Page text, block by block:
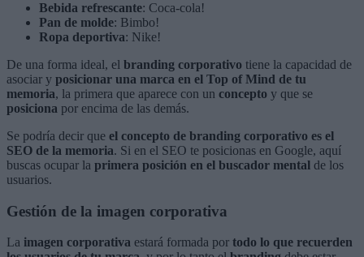
Bebida refrescante: Coca-cola!
Pan de molde: Bimbo!
Ropa deportiva: Nike!
De una forma ideal, el branding corporativo tiene la capacidad de
asociar y posicionar una marca en el Top of Mind de tu
memoria, la primera que aparece con un concepto y que se
posiciona por encima de las demás.
Se podría decir que el concepto de branding corporativo es el
SEO de la memoria. Si en el SEO te posicionas en Google, aquí
buscas ocupar la primera posición en el buscador mental de los
usuarios.
Gestión de la imagen corporativa
La imagen corporativa estará formada por todo lo que recuerden